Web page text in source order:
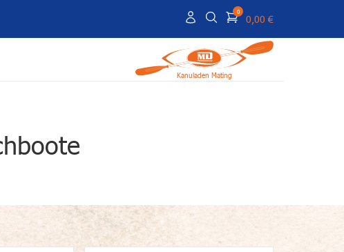
0
0,00 €
Kanuladen Mating